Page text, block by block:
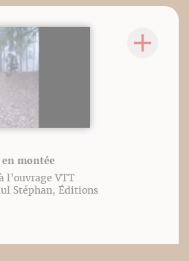
en montée
l’ouvrage VTT
Stéphan, Éditions